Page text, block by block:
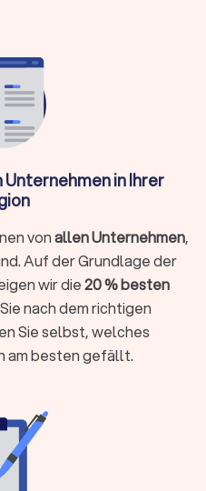
einen
zwingend
Steuererklärungen
Software ELSTER oder
lohnt sich
oder anderen
vorliegen wie
oder Beteiligungen
oder
Gestaltungsberatung
Steuerersparnis oder
ist die Investition
in Ihrer
vonallen Unternehmen,
Auf der Grundlage der
wir die20 % besten
nach dem richtigen
Sie selbst, welches
am besten gefällt.